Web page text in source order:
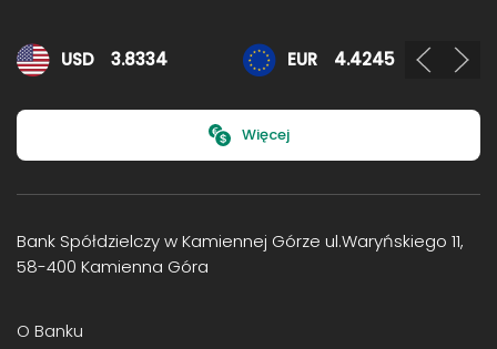
Kursy walut
USD 3.8334 EUR 4.4245
Więcej
Bank Spółdzielczy w Kamiennej Górze ul.Waryńskiego 11,
58-400 Kamienna Góra
O Banku